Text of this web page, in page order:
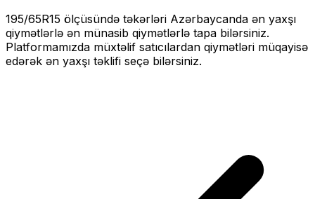
195/65R15 ölçüsündə təkərləri Azərbaycanda ən yaxşı
qiymətlərlə ən münasib qiymətlərlə tapa bilərsiniz.
Platformamızda müxtəlif satıcılardan qiymətləri müqayisə
edərək ən yaxşı təklifi seçə bilərsiniz.